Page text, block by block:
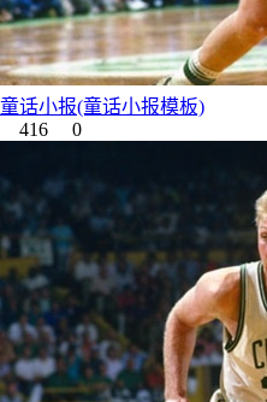
童话小报(童话小报模板)
416
0